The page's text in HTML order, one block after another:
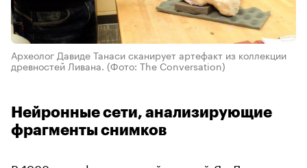
Археолог Давиде Танаси сканирует артефакт из коллекции
древностей Ливана. (Фото: The Conversation)
Нейронные сети, анализирующие
фрагменты снимков